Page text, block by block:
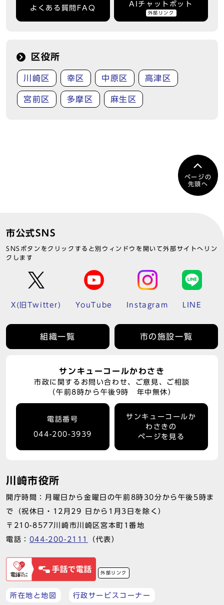
よくある質問FAQ
AIチャットボット
外部リンク
区役所
川崎区 幸区 中原区 高津区
宮前区 多摩区 麻生区
ページの
先頭へ
市公式SNS
SNSボタンをクリックすると別ウィンドウを開いて外部サイトへリン
クします
X(旧Twitter) YouTube Instagram LINE
組織一覧 市の施設一覧
サンキューコールかわさき
市政に関するお問い合わせ、ご意見、ご相談
（午前8時から午後9時 年中無休）
電話番号
044-200-3939
サンキューコールか
わさきの
ページを見る
川崎市役所
開庁時間：月曜日から金曜日の午前8時30分から午後5時ま
で（祝休日・12月29 日から1月3日を除く）
〒210-8577川崎市川崎区宮本町1番地
電話： 044-200-2111 （代表）
外部リンク
所在地と地図 行政サービスコーナー